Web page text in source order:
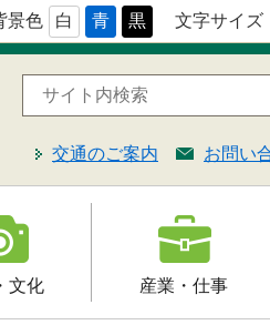
文字サイズ
景色 白 青 黒
交通のご案内 お問い
文化 産業・仕事